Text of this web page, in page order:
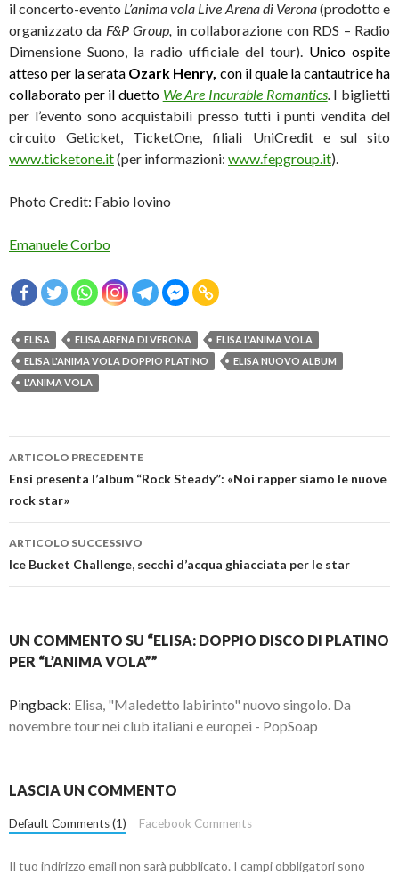
il concerto-evento L’anima vola Live Arena di Verona(prodotto e
organizzato da F&P Group, in collaborazione con RDS – Radio
Dimensione Suono, la radio ufficiale del tour). Unico ospite
atteso per la serata Ozark Henry, con il quale la cantautrice ha
collaborato per il duetto We Are Incurable Romantics. I biglietti
per l’evento sono acquistabili presso tutti i punti vendita del
circuito Geticket, TicketOne, filiali UniCredit e sul sito
www.ticketone.it(per informazioni: www.fepgroup.it).
Photo Credit: Fabio Iovino
Emanuele Corbo
ELISA ELISA ARENA DI VERONA
ELISA L'ANIMA VOLA
ELISA L'ANIMA VOLA DOPPIO PLATINO
ELISA NUOVO ALBUM
L'ANIMA VOLA
Navigazione
articolo
ARTICOLO PRECEDENTE
Ensi presenta l’album “Rock Steady”: «Noi rapper siamo le nuove
rock star»
ARTICOLO SUCCESSIVO
Ice Bucket Challenge, secchi d’acqua ghiacciata per le star
UN COMMENTO SU “ELISA: DOPPIO DISCO DI PLATINO
PER “L’ANIMA VOLA””
Pingback: Elisa, "Maledetto labirinto" nuovo singolo. Da
novembre tour nei club italiani e europei - PopSoap
LASCIA UN COMMENTO
Default Comments (1) Facebook Comments
Il tuo indirizzo email non sarà pubblicato. I campi obbligatori sono